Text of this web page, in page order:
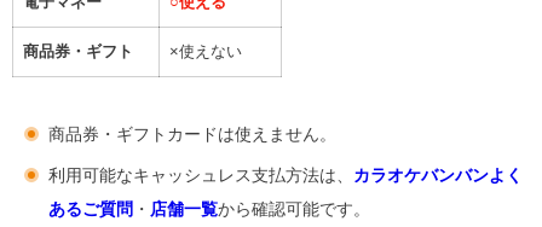
商品券・ギフト ×使えない
商品券・ギフトカードは使えません。
利用可能なキャッシュレス支払方法は、 カラオケバンバンよく
あるご質問 ・ 店舗一覧から確認可能です。